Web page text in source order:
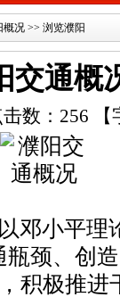
概况 >> 浏览濮阳
交通概
数： 256
邓小平理
颈、创
积极推